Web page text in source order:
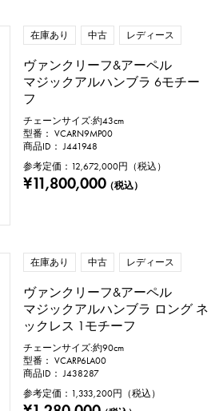
在庫あり 中古 レディース
ヴァンクリーフ&アーペル
マジックアルハンブラ 6モチー
フ
チェーンサイズ:約43cm
型番： VCARN9MP00
商品ID： J441948
参考定価： 12,672,000円（税込）
¥11,800,000（税込）
在庫あり 中古 レディース
ヴァンクリーフ&アーペル
マジックアルハンブラ ロング ネ
ックレス 1モチーフ
チェーンサイズ:約90cm
型番： VCARP6LA00
商品ID： J438287
参考定価： 1,333,200円（税込）